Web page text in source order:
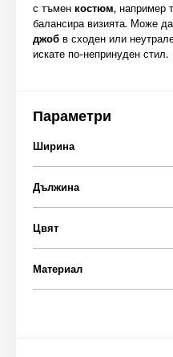
с тъмен костюм, например
балансира визията. Може
джоб в сходен или
искате по-непринуден стил.
Параметри
Ширина
Дължина
Цвят
Материал